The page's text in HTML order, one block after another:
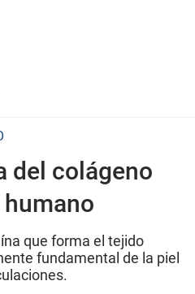
del colágeno
que forma el tejido
fundamental de la piel